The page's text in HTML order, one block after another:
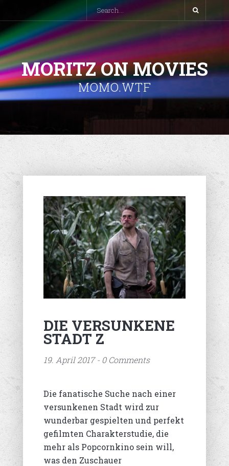
MORITZ ON MOVIES
MOMO.WTF
DIE VERSUNKENE
STADT Z
19. April 2017 - 0 Comments
Die fanatische Suche nach einer
versunkenen Stadt wird zur
wunderbar gespielten und perfekt
gefilmten Charakterstudie, die
mehr als Popcornkino sein will,
was den Zuschauer